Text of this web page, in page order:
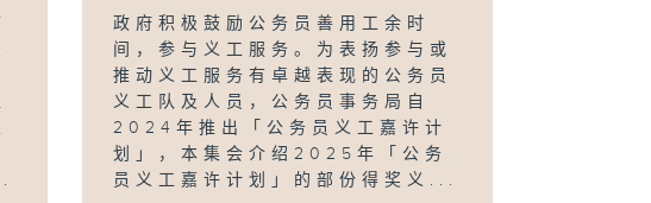
政府积极鼓励公务员善用工余时
间，参与义工服务。为表扬参与或
推动义工服务有卓越表现的公务员
义工队及人员，公务员事务局自
2024年推出「公务员义工嘉许计
划」，本集会介绍2025年「公务
员义工嘉许计划」的部份得奖义...